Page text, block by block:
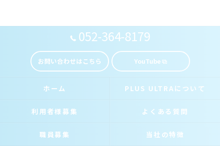
052-364-8179
お問い合わせはこちら YouTube
ホーム PLUS ULTRAについて
利用者様募集 よくある質問
職員募集 当社の特徴